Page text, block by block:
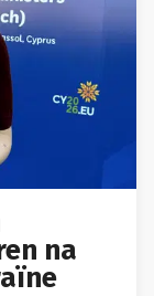
na